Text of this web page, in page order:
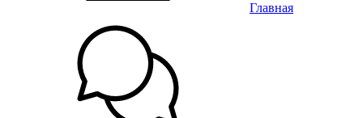
Главная